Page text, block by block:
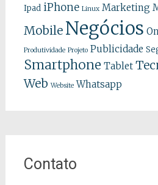
Ipad iPhone Linux Marketing
Mobile Negócios
Produtividade Projeto Publicidade
Smartphone Tablet
Web Website Whatsapp
Contato